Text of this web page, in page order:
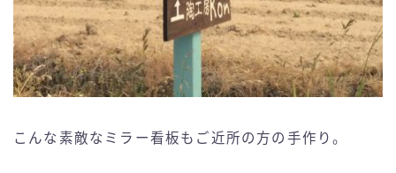
こんな素敵なミラー看板もご近所の方の手作り。